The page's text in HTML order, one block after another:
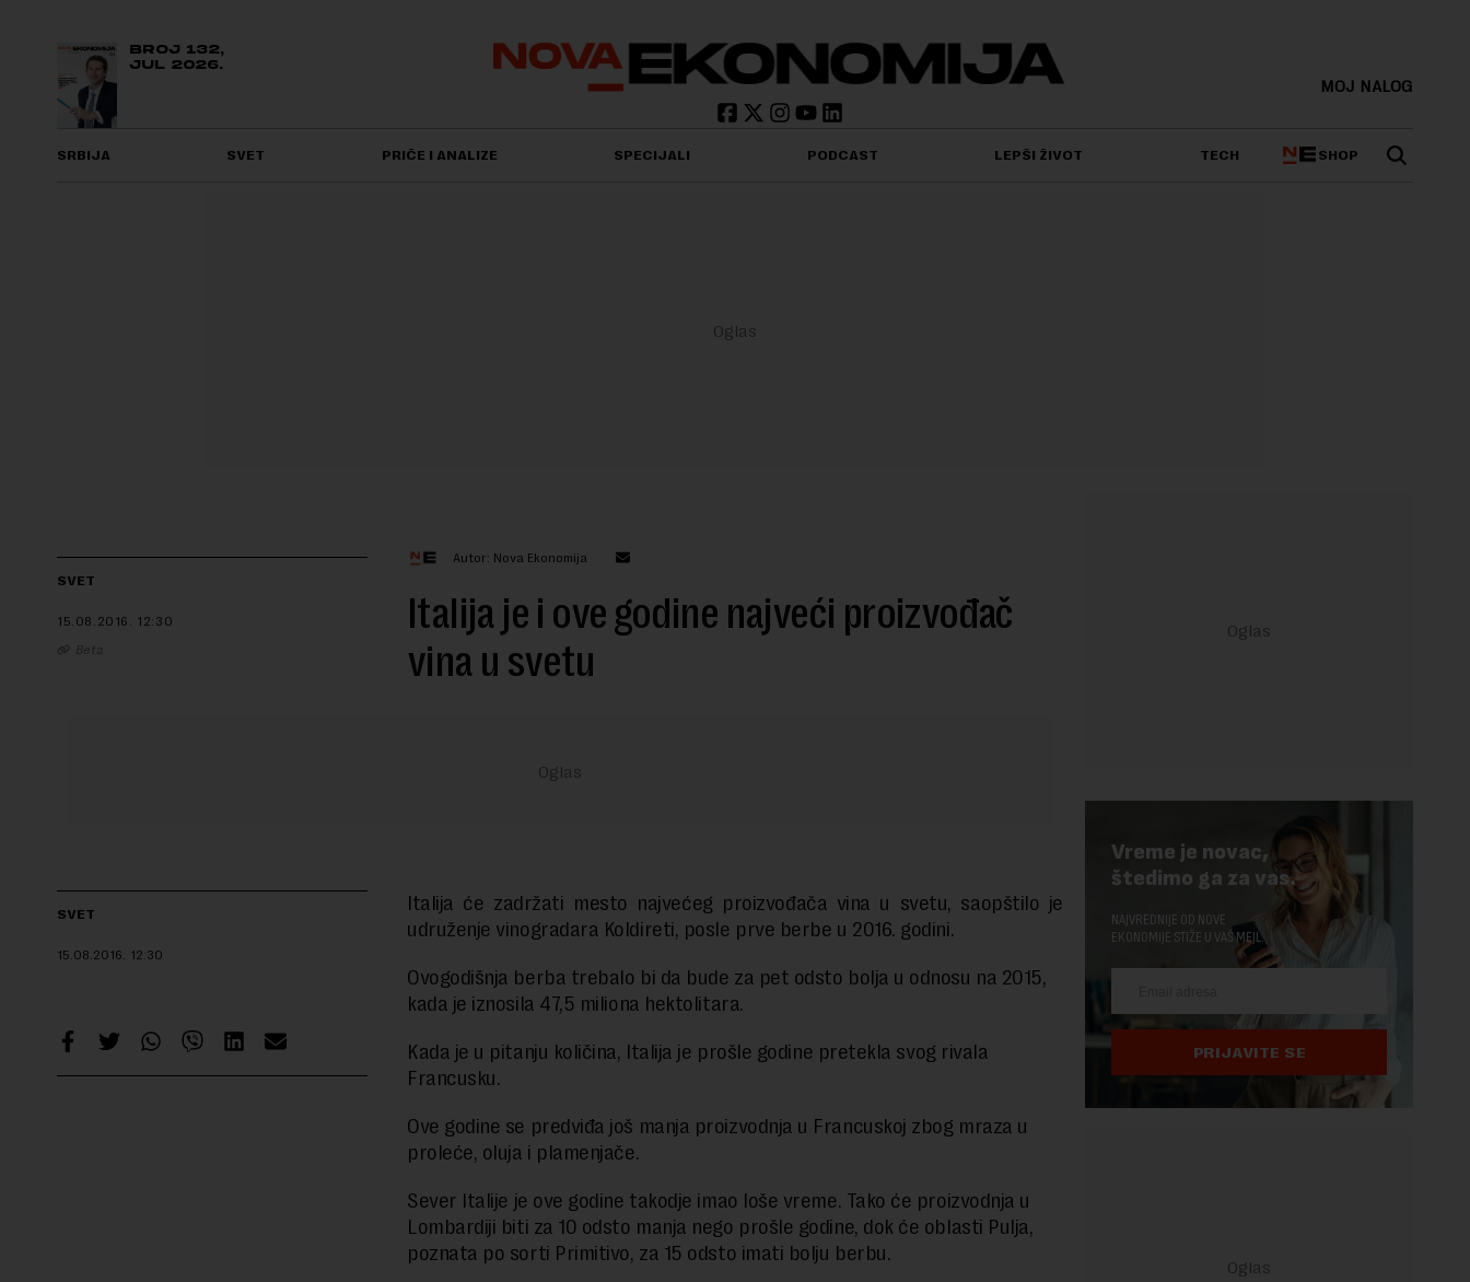
BROJ 132,
JUL 2026.
MOJ NALOG
SRBIJA SVET PRIČE I ANALIZE SPECIJALI PODCAST LEPŠI ŽIVOT TECH SHOP
SVET
15.08.2016. 12:30
Beta
Autor: Nova Ekonomija
Italija je i ove godine najveći proizvođač
vina u svetu
SVET
15.08.2016. 12:30
Italija će zadržati mesto najvećeg proizvođača vina u svetu, saopštilo je
udruženje vinogradara Koldireti, posle prve berbe u 2016. godini.
Ovogodišnja berba trebalo bi da bude za pet odsto bolja u odnosu na 2015,
kada je iznosila 47,5 miliona hektolitara.
Kada je u pitanju količina, Italija je prošle godine pretekla svog rivala
Francusku.
Ove godine se predviđa još manja proizvodnja u Francuskoj zbog mraza u
proleće, oluja i plamenjače.
Sever Italije je ove godine takodje imao loše vreme. Tako će proizvodnja u
Lombardiji biti za 10 odsto manja nego prošle godine, dok će oblasti Pulja,
poznata po sorti Primitivo, za 15 odsto imati bolju berbu.
Vreme je novac,
štedimo ga za vas.
NAJVREDNIJE OD NOVE
EKONOMIJE STIŽE U VAŠ MEJL.
PRIJAVITE SE